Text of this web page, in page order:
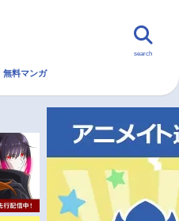
無料マンガ
search
無料マンガ